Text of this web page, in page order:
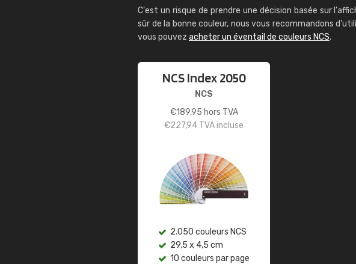
C'est un risque de prendre une décision basée sur
sûr de la bonne couleur, nous vous recommandons
vous pouvez acheter un éventail de couleurs NCS.
NCS Index 2050
NCS
€189,95 hors TVA
€227,94 TVA incluse
2.050 couleurs NCS
29,5 x 4,5 cm
10 couleurs par page